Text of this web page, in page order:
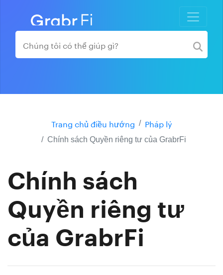
Trang chủ điều hướng Pháp lý
Chính sách Quyền riêng tư của GrabrFi
Chính sách
Quyền riêng tư
của GrabrFi